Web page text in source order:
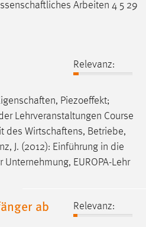
Arbeiten 4 5 29
Relevanz:
, Piezoeffekt;
Lehrveranstaltungen Course
des Wirtschaftens, Betriebe,
J. (2012): Einführung in die
Unternehmung, EUROPA-Lehr
ab
Relevanz: